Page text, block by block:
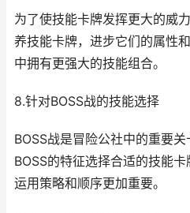
为了使技能卡牌发挥更大的威
养技能卡牌，进步它们的属性
中拥有更强大的技能组合。
8.针对BOSS战的技能选择
BOSS战是冒险公社中的重要
BOSS的特征选择合适的技能
运用策略和顺序更加重要。